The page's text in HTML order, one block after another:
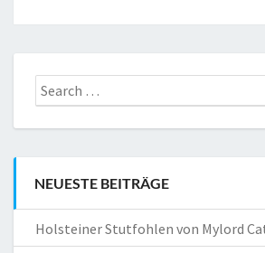
Search
for:
NEUESTE BEITRÄGE
Holsteiner Stutfohlen von Mylord